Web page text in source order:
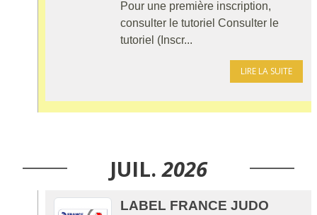
Pour une première inscription,
consulter le tutoriel Consulter le
tutoriel (Inscr...
LIRE LA SUITE
JUIL. 2026
LABEL FRANCE JUDO